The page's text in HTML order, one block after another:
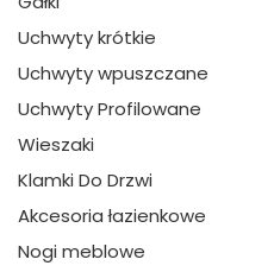
Uchwyty krótkie
Uchwyty wpuszczane
Uchwyty Profilowane
Wieszaki
Klamki Do Drzwi
Akcesoria łazienkowe
Nogi meblowe